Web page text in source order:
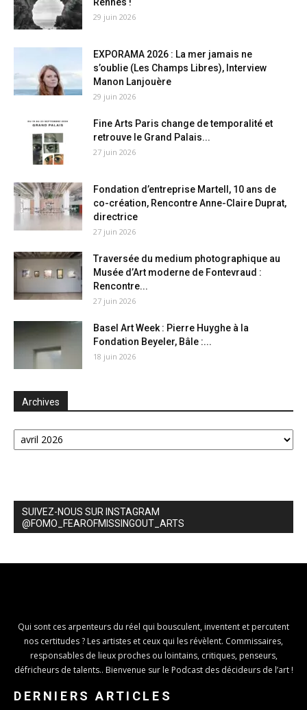
29 juin 2026
EXPORAMA 2026 : La mer jamais ne
s’oublie (Les Champs Libres), Interview
Manon Lanjouère
29 juin 2026
Fine Arts Paris change de temporalité et
retrouve le Grand Palais...
27 juin 2026
Fondation d’entreprise Martell, 10 ans de
co-création, Rencontre Anne-Claire Duprat,
directrice
27 juin 2026
Traversée du medium photographique au
Musée d’Art moderne de Fontevraud :
Rencontre...
27 juin 2026
Basel Art Week : Pierre Huyghe à la
Fondation Beyeler, Bâle :...
18 juin 2026
Archives
Archives
SUIVEZ-NOUS SUR INSTAGRAM
@FOMO_FEAROFMISSINGOUT_ARTS
Qui sont ces arpenteurs du réel qui bousculent, inventent et percutent
nos certitudes ? Les artistes et ceux qui les révèlent. Commissaires,
responsables de lieux proches ou lointains, critiques, penseurs,
défricheurs de talents.. Bienvenue sur le Podcast des décideurs de l’art !
DERNIERS ARTICLES